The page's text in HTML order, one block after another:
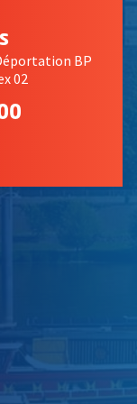
BP
02
, Ouvre une nouvelle